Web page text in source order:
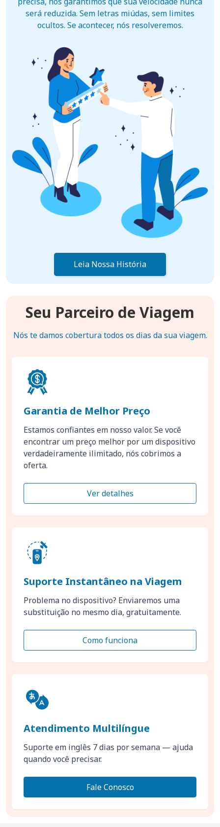
será reduzida. Sem letras miúdas, sem limites
ocultos. Se acontecer, nós resolveremos.
Leia Nossa História
Seu Parceiro de Viagem
Nós te damos cobertura todos os dias da sua viagem.
Garantia de Melhor Preço
Estamos confiantes em nosso valor. Se você
encontrar um preço melhor por um dispositivo
verdadeiramente ilimitado, nós cobrimos a
oferta.
Ver detalhes
Suporte Instantâneo na Viagem
Problema no dispositivo? Enviaremos uma
substituição no mesmo dia, gratuitamente.
Como funciona
Atendimento Multilíngue
Suporte em inglês 7 dias por semana — ajuda
quando você precisar.
Fale Conosco